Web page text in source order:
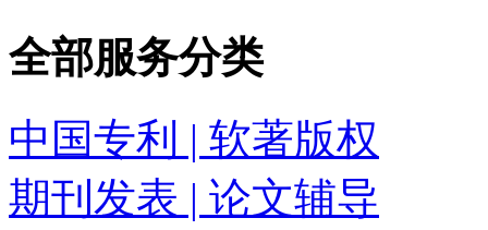
全部服务分类
中国专利 | 软著版权
期刊发表 | 论文辅导